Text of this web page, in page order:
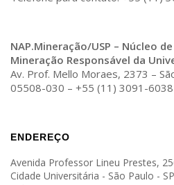
NAP.Mineração/USP – Núcleo
Mineração Responsável da
Av. Prof. Mello Moraes, 2373 –
05508-030 – +55 (11) 3091-6038
ENDEREÇO
Avenida Professor Lineu Prestes,
Cidade Universitária - São Paulo - SP